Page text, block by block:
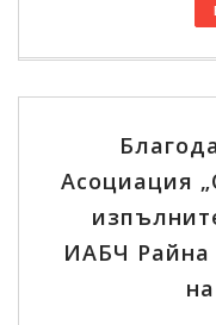
Асоциация
ИАБЧ Райна